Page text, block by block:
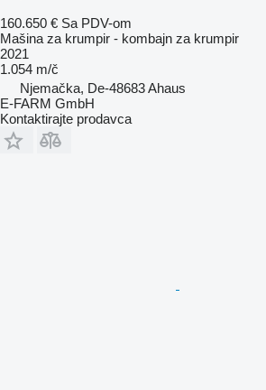
160.650 € Sa PDV-om
Mašina za krumpir - kombajn za krumpir
2021
1.054 m/č
Njemačka, De-48683 Ahaus
E-FARM GmbH
Kontaktirajte prodavca